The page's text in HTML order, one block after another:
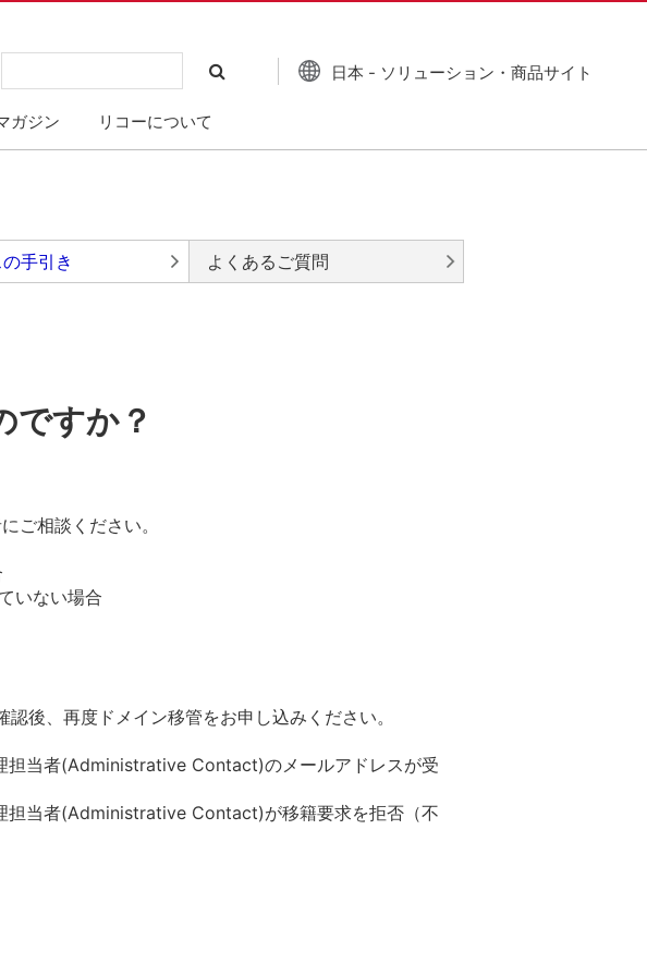
ガジン リコーについて
日本 - ソリューション・商品サイト
手引き よくあるご質問
ですか？
ご相談ください。
いない場合
後、再度ドメイン移管をお申し込みください。
担当者(Administrative Contact)のメールアドレスが受
担当者(Administrative Contact)が移籍要求を拒否（不